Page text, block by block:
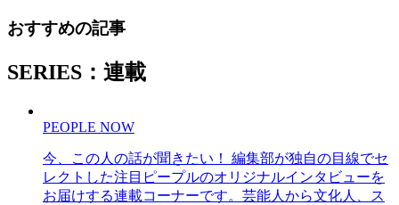
おすすめの記事
SERIES：連載
PEOPLE NOW
今、この人の話が聞きたい！ 編集部が独自の目線でセ
レクトした注目ピープルのオリジナルインタビューを
お届けする連載コーナーです。芸能人から文化人、ス